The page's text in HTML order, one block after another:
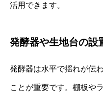
活用できます。
発酵器や生地台の設
発酵器は水平で揺れが伝
ことが重要です。棚板や